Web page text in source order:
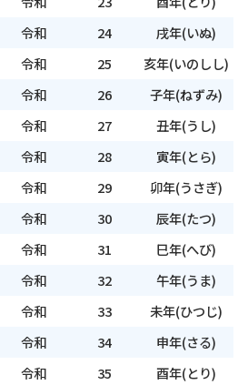
令和 24 戌年(いぬ)
令和 25 亥年(いのしし)
令和 26 子年(ねずみ)
令和 27 丑年(うし)
令和 28 寅年(とら)
令和 29 卯年(うさぎ)
令和 30 辰年(たつ)
令和 31 巳年(へび)
令和 32 午年(うま)
令和 33 未年(ひつじ)
令和 34 申年(さる)
令和 35 酉年(とり)